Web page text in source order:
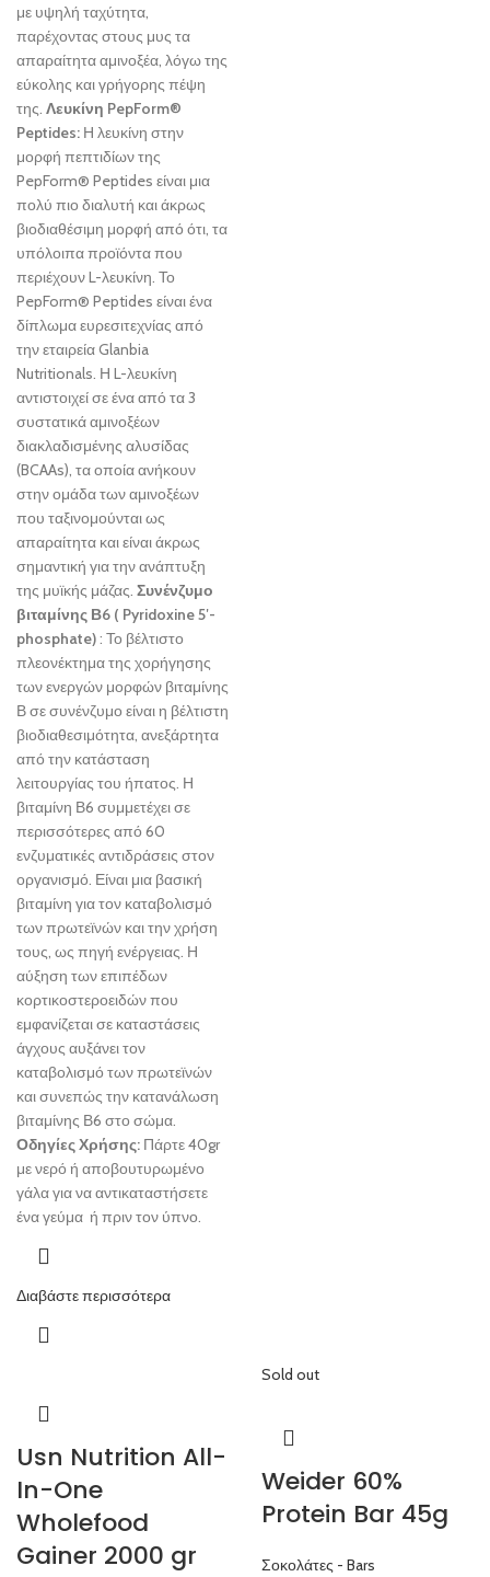
με υψηλή ταχύτητα,
παρέχοντας στους μυς τα
απαραίτητα αμινοξέα, λόγω της
εύκολης και γρήγορης πέψη
της. Λευκίνη PepForm®
Peptides: Η λευκίνη στην
μορφή πεπτιδίων της
PepForm® Peptides είναι μια
πολύ πιο διαλυτή και άκρως
βιοδιαθέσιμη μορφή από ότι, τα
υπόλοιπα προϊόντα που
περιέχουν L-λευκίνη. Το
PepForm® Peptides είναι ένα
δίπλωμα ευρεσιτεχνίας από
την εταιρεία Glanbia
Nutritionals. Η L-λευκίνη
αντιστοιχεί σε ένα από τα 3
συστατικά αμινοξέων
διακλαδισμένης αλυσίδας
(BCAAs), τα οποία ανήκουν
στην ομάδα των αμινοξέων
που ταξινομούνται ως
απαραίτητα και είναι άκρως
σημαντική για την ανάπτυξη
της μυϊκής μάζας. Συνένζυμο
βιταμίνης Β6 ( Pyridoxine5′-
phosphate): Το βέλτιστο
πλεονέκτημα της χορήγησης
των ενεργών μορφών βιταμίνης
Β σε συνένζυμο είναι η βέλτιστη
βιοδιαθεσιμότητα, ανεξάρτητα
από την κατάσταση
λειτουργίας του ήπατος. Η
βιταμίνη Β6 συμμετέχει σε
περισσότερες από 60
ενζυματικές αντιδράσεις στον
οργανισμό. Είναι μια βασική
βιταμίνη για τον καταβολισμό
των πρωτεϊνών και την χρήση
τους, ως πηγή ενέργειας. Η
αύξηση των επιπέδων
κορτικοστεροειδών που
εμφανίζεται σε καταστάσεις
άγχους αυξάνει τον
καταβολισμό των πρωτεϊνών
και συνεπώς την κατανάλωση
βιταμίνης Β6 στο σώμα.
Οδηγίες Χρήσης: Πάρτε 40gr
με νερό ή αποβουτυρωμένο
γάλα για να αντικαταστήσετε
ένα γεύμα ή πριν τον ύπνο.
Διαβάστε περισσότερα
Usn Nutrition All-
In-One
Wholefood
Gainer 2000 gr
Sold out
Weider 60%
Protein Bar 45g
Σοκολάτες - Bars